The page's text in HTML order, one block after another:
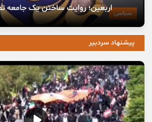
سیاسیاربعین؛ روایت ساختن یک جامعه
پیشنهاد سردبیر